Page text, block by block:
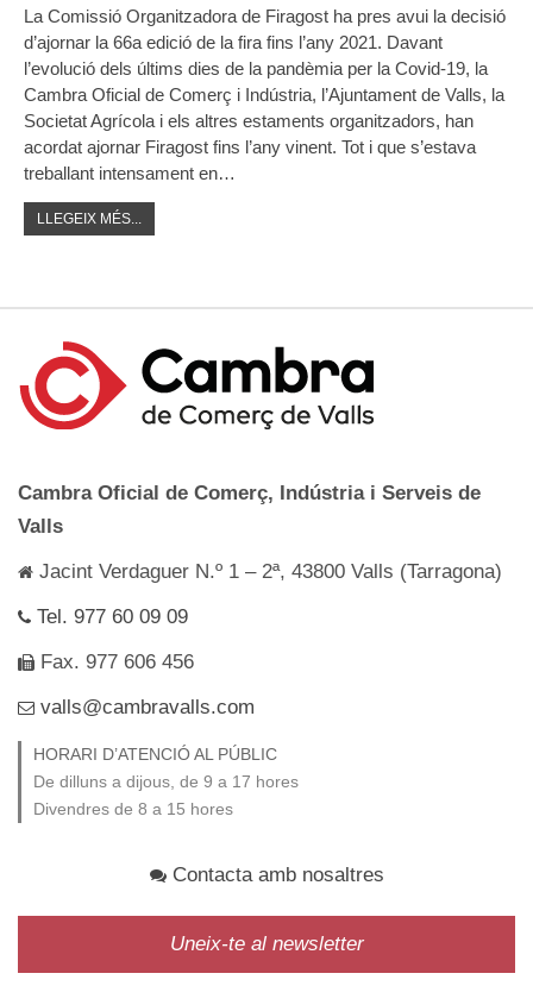
La Comissió Organitzadora de Firagost ha pres avui la decisió
d’ajornar la 66a edició de la fira fins l’any 2021. Davant
l’evolució dels últims dies de la pandèmia per la Covid-19, la
Cambra Oficial de Comerç i Indústria, l’Ajuntament de Valls, la
Societat Agrícola i els altres estaments organitzadors, han
acordat ajornar Firagost fins l’any vinent. Tot i que s’estava
treballant intensament en…
LLEGEIX MÉS...
Cambra Oficial de Comerç, Indústria i Serveis de
Valls
Jacint Verdaguer N.º 1 – 2ª, 43800 Valls (Tarragona)
Tel. 977 60 09 09
Fax. 977 606 456
valls@cambravalls.com
HORARI D’ATENCIÓ AL PÚBLIC
De dilluns a dijous, de 9 a 17 hores
Divendres de 8 a 15 hores
Contacta amb nosaltres
Uneix-te al newsletter